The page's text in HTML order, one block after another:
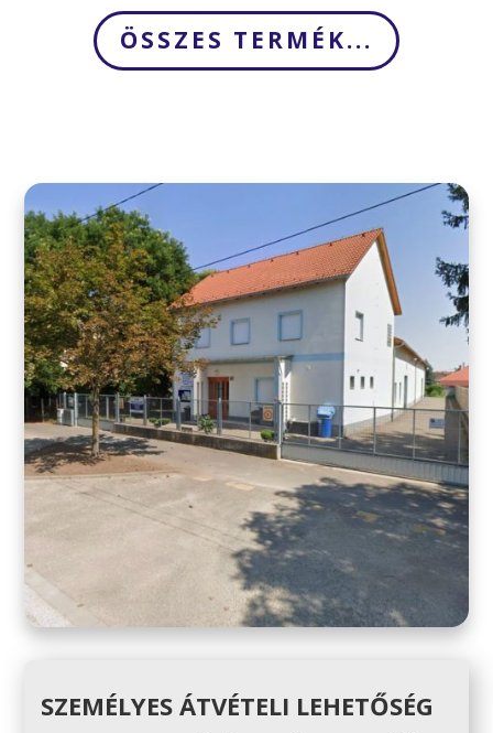
ÖSSZES TERMÉK...
SZEMÉLYES ÁTVÉTELI LEHETŐSÉG